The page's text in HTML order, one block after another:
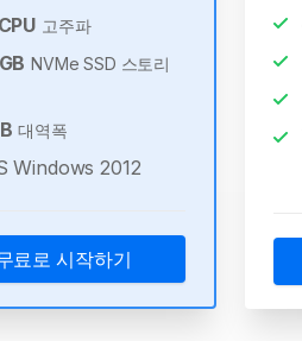
고주파
NVMe SSD 스토리
대역폭
Windows 2012
료로 시작하기